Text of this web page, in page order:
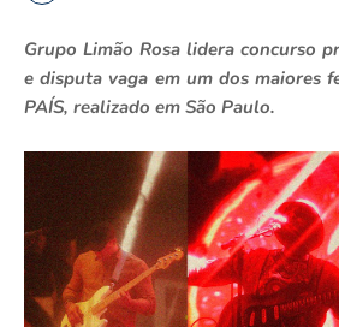
Grupo Limão Rosa lidera concurso
e disputa vaga em um dos maiores
PAÍS, realizado em São Paulo.